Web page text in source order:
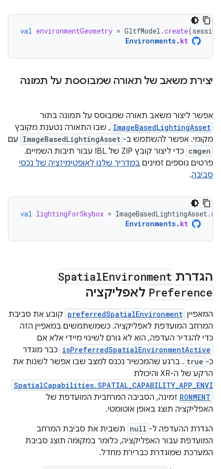
val environmentGeometry = GltfModel .create(session
Environments. kt
יצירת משאב של תאורה שמבוססת על תמונה
אפשר ליצור משאב תאורה שמבוסס על תמונה בתור
ImageBasedLightingAsset , שבו התאורה נטענת מקובץ
מקומי. אפשר להשתמש ב- ImageBasedLightingAsset עם
cmgen
כדי ליצור קובץ ZIP של IBL עבור תיבות השמיים.
פרטים נוספים זמינים במדריך שלנו לאופטימיזציה של נכסי
סביבה.
val lightingForSkybox = ImageBasedLightingAsset.
Environments. kt
הגדרת SpatialEnvironment
Preference לאפליקציה
המאפיין preferredSpatialEnvironment קובע את סביבת
המרחב המועדפת לאפליקציה. כשמשתמשים במאפיין הזה
כדי להגדיר העדפה, הוא לא גורם לשינוי מיידי אלא אם
isPreferredSpatialEnvironmentActive כבר מוגדר
כ- true . ברגע שהמכשיר נכנס למצב שבו אפשר לשנות את
הרקע של ה-XR והיכולת
SpatialCapabilities.SPATIAL_CAPABILITY_APP_ENVI
RONMENT זמינה, הסביבה המרחבית המועדפת של
האפליקציה תוצג באופן אוטומטי.
הגדרת ההעדפה ל- null תשבית את סביבת המרחב
המועדפת עבור האפליקציה, כלומר במקומה תוצג סביבת
המערכת שמוגדרת כברירת מחדל.